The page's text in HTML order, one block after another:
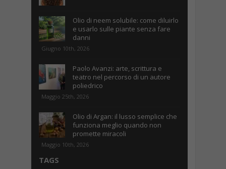
Olio di neem solubile: come diluirlo
e usarlo sulle piante senza fare
danni
Giugno 10th, 2026
Paolo Avanzi: arte, scrittura e
teatro nel percorso di un autore
poliedrico
Maggio 25th, 2026
Olio di Argan: il lusso semplice che
funziona meglio quando non
promette miracoli
Maggio 10th, 2026
TAGS